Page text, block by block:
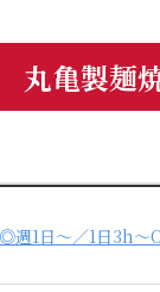
丸亀製麺
週1日～／1日3h